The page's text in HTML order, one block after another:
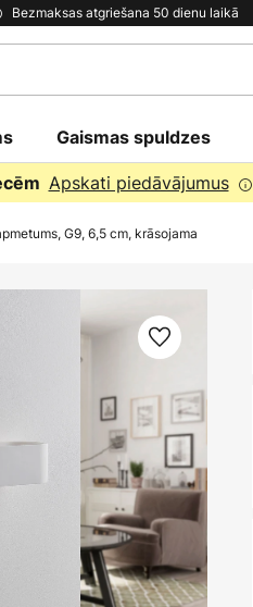
Bezmaksas atgriešana 50 dienu laikā
Gaismas spuldzes
Apskati piedāvājumus
G9, 6,5 cm, krāsojama